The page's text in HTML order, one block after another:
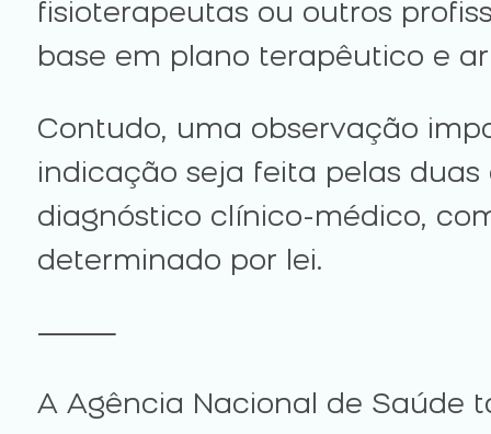
fisioterapeutas ou outros
base em plano terapêutico e
Contudo, uma observação
indicação seja feita pelas
diagnóstico clínico-médico,
determinado por lei.
⸻
A Agência Nacional de Saúde